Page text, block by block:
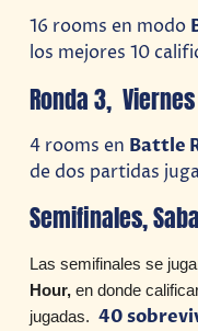
16 rooms en modo
los mejores 10
Ronda 3,
4 rooms en Battle
de dos partidas
Semifinales,
Las semifinales se
Hour, en donde
jugadas.40